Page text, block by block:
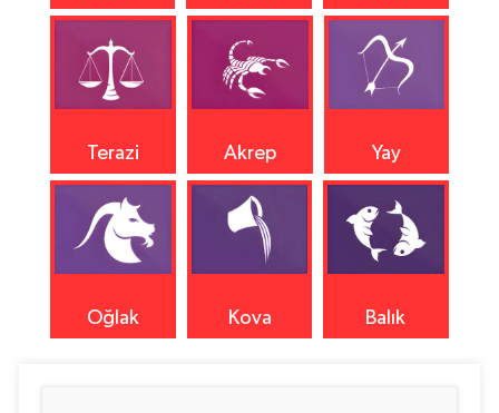
Terazi Akrep Yay
Oğlak Kova Balık